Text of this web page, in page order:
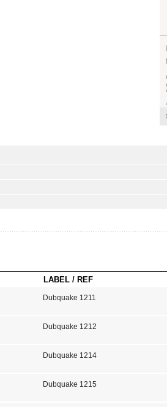
LABEL / REF
Dubquake 1211
Dubquake 1212
Dubquake 1214
Dubquake 1215